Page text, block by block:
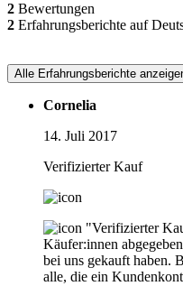
2 Bewertungen
2 Erfahrungsberichte auf
Alle Erfahrungsberichte
Cornelia
14. Juli 2017
Verifizierter Kauf
"Verifizierter
Käufer:innen
bei uns gekauft haben.
alle, die ein